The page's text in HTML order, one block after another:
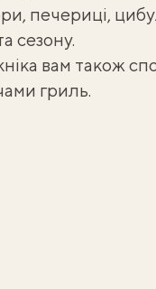
печериці,
сезону.
вам також
гриль.